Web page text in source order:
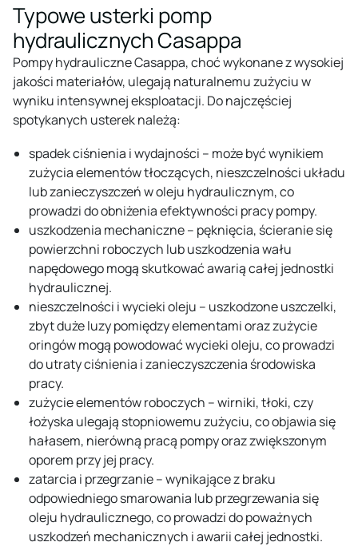
Typowe usterki pomp
hydraulicznych Casappa
Pompy hydrauliczne Casappa, choć wykonane z wysokiej
jakości materiałów, ulegają naturalnemu zużyciu w
wyniku intensywnej eksploatacji. Do najczęściej
spotykanych usterek należą:
spadek ciśnienia i wydajności – może być wynikiem
zużycia elementów tłoczących, nieszczelności układu
lub zanieczyszczeń w oleju hydraulicznym, co
prowadzi do obniżenia efektywności pracy pompy.
uszkodzenia mechaniczne – pęknięcia, ścieranie się
powierzchni roboczych lub uszkodzenia wału
napędowego mogą skutkować awarią całej jednostki
hydraulicznej.
nieszczelności i wycieki oleju – uszkodzone uszczelki,
zbyt duże luzy pomiędzy elementami oraz zużycie
oringów mogą powodować wycieki oleju, co prowadzi
do utraty ciśnienia i zanieczyszczenia środowiska
pracy.
zużycie elementów roboczych – wirniki, tłoki, czy
łożyska ulegają stopniowemu zużyciu, co objawia się
hałasem, nierówną pracą pompy oraz zwiększonym
oporem przy jej pracy.
zatarcia i przegrzanie – wynikające z braku
odpowiedniego smarowania lub przegrzewania się
oleju hydraulicznego, co prowadzi do poważnych
uszkodzeń mechanicznych i awarii całej jednostki.